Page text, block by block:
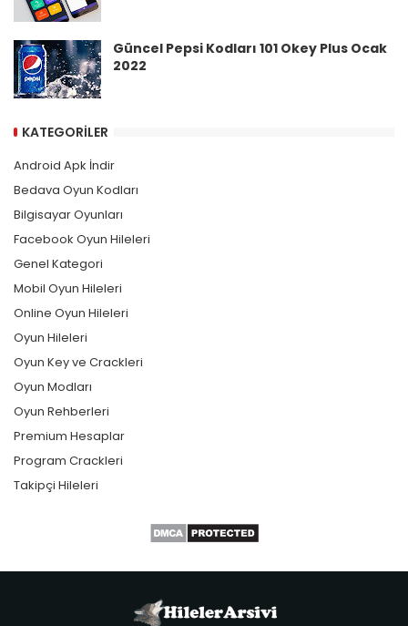
Güncel Pepsi Kodları 101 Okey Plus Ocak
2022
KATEGORILER
Android Apk İndir
Bedava Oyun Kodları
Bilgisayar Oyunları
Facebook Oyun Hileleri
Genel Kategori
Mobil Oyun Hileleri
Online Oyun Hileleri
Oyun Hileleri
Oyun Key ve Crackleri
Oyun Modları
Oyun Rehberleri
Premium Hesaplar
Program Crackleri
Takipçi Hileleri